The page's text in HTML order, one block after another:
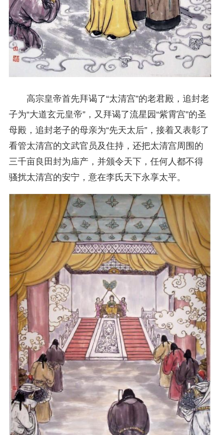
高宗皇帝首先拜谒了“太清宫”的老君殿，追封老
子为“大道玄元皇帝”，又拜谒了流星园“紫霄宫”的圣
母殿，追封老子的母亲为“先天太后”，接着又表彰了
看管太清宫的文武官员及住持，还把太清宫周围的
三千亩良田封为庙产，并颁令天下，任何人都不得
骚扰太清宫的安宁，意在李氏天下永享太平。